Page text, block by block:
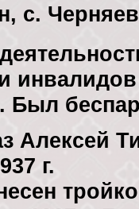
с.
Был
Алексей
г.